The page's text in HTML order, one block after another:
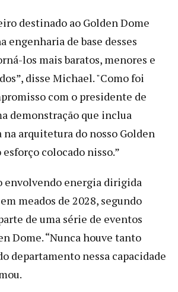
destinado ao Golden Dome
engenharia de base desses
los mais baratos, menores e
disse Michael. "Como foi
com o presidente de
demonstração que inclua
arquitetura do nosso Golden
colocado nisso.”
envolvendo energia dirigida
meados de 2028, segundo
de uma série de eventos
Dome. “Nunca houve tanto
departamento nessa capacidade